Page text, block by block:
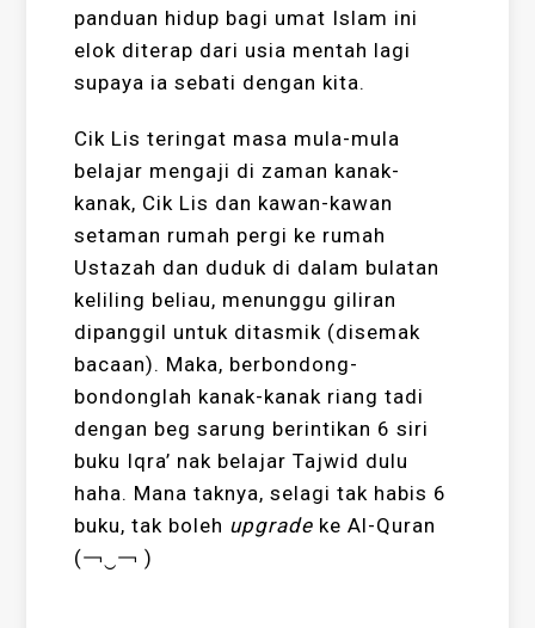
panduan hidup bagi umat Islam ini
elok diterap dari usia mentah lagi
supaya ia sebati dengan kita.
Cik Lis teringat masa mula-mula
belajar mengaji di zaman kanak-
kanak, Cik Lis dan kawan-kawan
setaman rumah pergi ke rumah
Ustazah dan duduk di dalam bulatan
keliling beliau, menunggu giliran
dipanggil untuk ditasmik (disemak
bacaan). Maka, berbondong-
bondonglah kanak-kanak riang tadi
dengan beg sarung berintikan 6 siri
buku Iqra’ nak belajar Tajwid dulu
haha. Mana taknya, selagi tak habis 6
buku, tak boleh upgrade ke Al-Quran
(￢‿￢ )